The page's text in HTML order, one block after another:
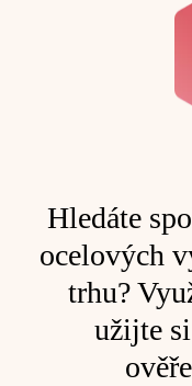
Hledáte
ocelových
trhu?
užijte